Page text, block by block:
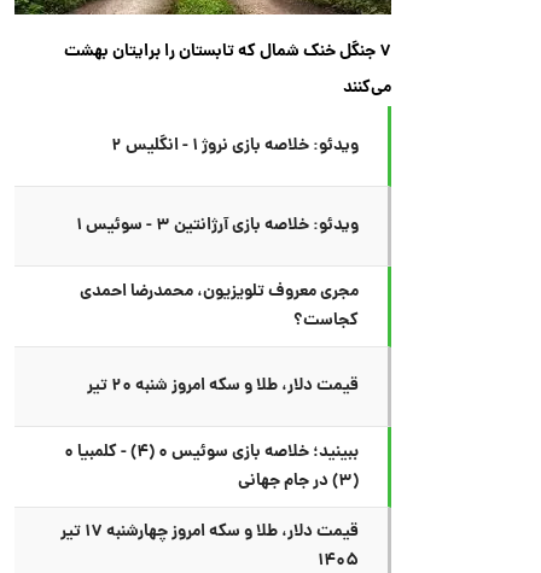
۷ جنگل خنک شمال که تابستان را برایتان بهشت
می‌کنند
ویدئو: خلاصه بازی نروژ ۱ - انگلیس ۲
ویدئو: خلاصه بازی آرژانتین ۳ - سوئیس ۱
مجری معروف تلویزیون، محمدرضا احمدی
کجاست؟
قیمت دلار، طلا و سکه امروز شنبه ۲۰ تیر
ببینید؛ خلاصه بازی سوئیس ۰ (۴) - کلمبیا ۰
(۳) در جام جهانی
قیمت دلار، طلا و سکه امروز چهارشنبه ۱۷ تیر
۱۴۰۵